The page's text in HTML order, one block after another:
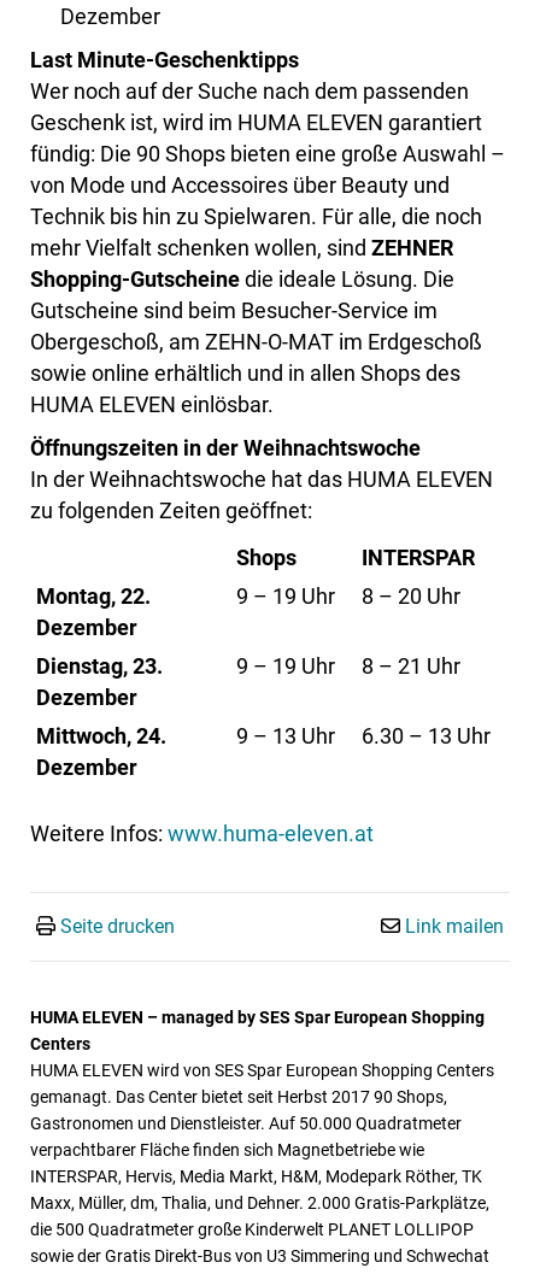
Dezember
Last Minute-Geschenktipps
Wer noch auf der Suche nach dem passenden
Geschenk ist, wird im HUMA ELEVEN garantiert
fündig: Die 90 Shops bieten eine große Auswahl –
von Mode und Accessoires über Beauty und
Technik bis hin zu Spielwaren. Für alle, die noch
mehr Vielfalt schenken wollen, sind ZEHNER
Shopping-Gutscheinedie ideale Lösung. Die
Gutscheine sind beim Besucher-Service im
Obergeschoß, am ZEHN-O-MAT im Erdgeschoß
sowie online erhältlich und in allen Shops des
HUMA ELEVEN einlösbar.
Öffnungszeiten in der Weihnachtswoche
In der Weihnachtswoche hat das HUMA ELEVEN
zu folgenden Zeiten geöffnet:
Shops
INTERSPAR
Montag, 22.
Dezember
9 – 19 Uhr 8 – 20 Uhr
Dienstag, 23.
Dezember
9 – 19 Uhr 8 – 21 Uhr
Mittwoch, 24.
Dezember
9 – 13 Uhr 6.30 – 13 Uhr
Weitere Infos: www.huma-eleven.at
Seite drucken Link mailen
HUMA ELEVEN – managed by SES Spar European Shopping
Centers
HUMA ELEVEN wird von SES Spar European Shopping Centers
gemanagt. Das Center bietet seit Herbst 2017 90 Shops,
Gastronomen und Dienstleister. Auf 50.000 Quadratmeter
verpachtbarer Fläche finden sich Magnetbetriebe wie
INTERSPAR, Hervis, Media Markt, H&M, Modepark Röther, TK
Maxx, Müller, dm, Thalia, und Dehner. 2.000 Gratis-Parkplätze,
die 500 Quadratmeter große Kinderwelt PLANET LOLLIPOP
sowie der Gratis Direkt-Bus von U3 Simmering und Schwechat